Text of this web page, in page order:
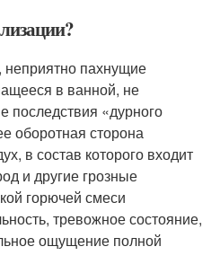
неприятно пахнущие
в ванной, не
последствия «дурного
оборотная сторона
в состав которого входит
и другие грозные
горючей смеси
тревожное состояние,
ощущение полной